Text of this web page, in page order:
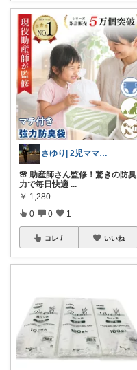
さゆり| 2児ママお買い物メモ🧸
🌸 助産師さん監修！驚きの防臭
力で毎日快適 ...
￥ 1,280
0 0 1
コレ いいね